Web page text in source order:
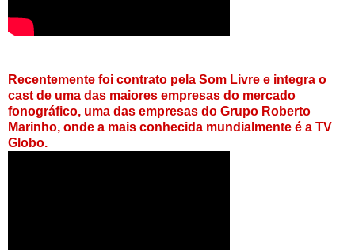
Recentemente foi contrato pela Som Livre e integra o
cast de uma das maiores empresas do mercado
fonográfico, uma das empresas do Grupo Roberto
Marinho, onde a mais conhecida mundialmente é a TV
Globo.